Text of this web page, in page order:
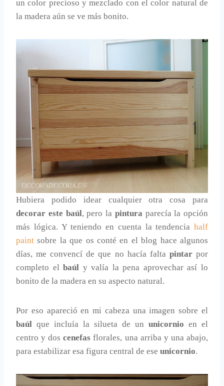
un color precioso y mezclado con el color natural de
la madera aún se ve más bonito.
Hubiera podido idear cualquier otra cosa para
decorar este baúl, pero la pintura parecía la opción
más lógica. Y teniendo en cuenta la tendencia half
paint sobre la que os conté en el blog hace algunos
días, me convencí de que no hacía falta pintarpor
completo elbaúl y valía la pena aprovechar así lo
bonito de la madera en su aspecto natural.
Por eso apareció en mi cabeza una imagen sobre el
baúl que incluía la silueta de un unicornio en el
centro y doscenefasflorales, una arriba y una abajo,
para estabilizar esa figura central de ese unicornio.